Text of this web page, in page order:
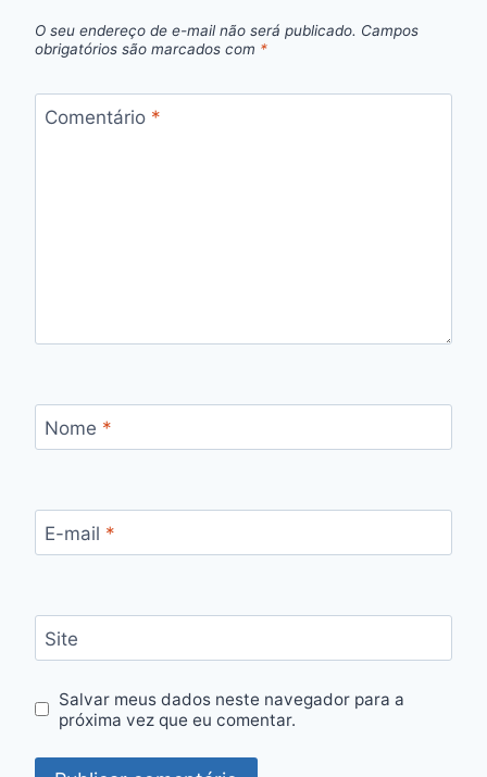
O seu endereço de e-mail não será publicado. Campos
obrigatórios são marcados com *
Comentário *
Nome *
E-mail *
Site
Salvar meus dados neste navegador para a
próxima vez que eu comentar.